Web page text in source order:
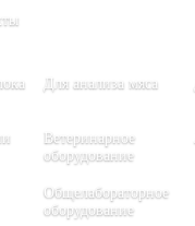
Для анализа мяса
Ветеринарное
оборудование
Общелабораторное
оборудование